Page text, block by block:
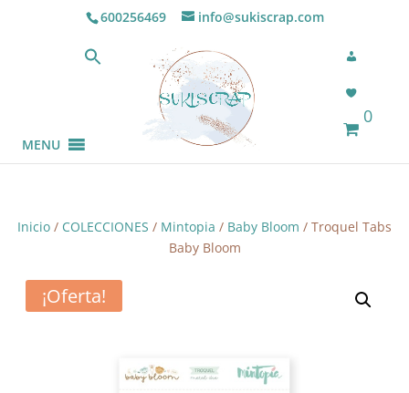
600256469 info@sukiscrap.com
0
MENU
Inicio / COLECCIONES / Mintopia / Baby Bloom / Troquel Tabs
Baby Bloom
¡Oferta!